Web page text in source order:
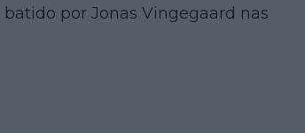
por Jonas Vingegaard nas